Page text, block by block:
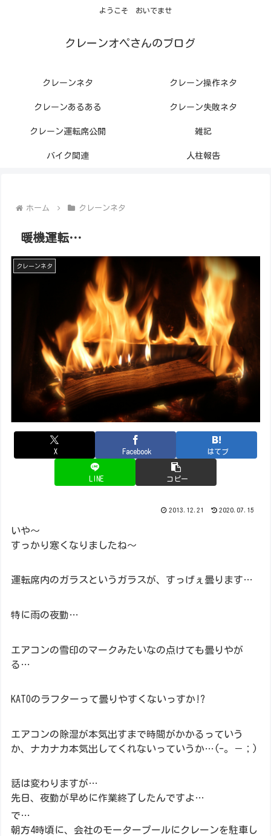
ようこそ おいでませ
クレーンオペさんのブログ
クレーンネタ クレーン操作ネタ
クレーンあるある クレーン失敗ネタ
クレーン運転席公開 雑記
バイク関連 人柱報告
ホーム クレーンネタ
暖機運転…
クレーンネタ
X Facebook はてブ
LINE コピー
2013.12.21 2020.07.15
いや～
すっかり寒くなりましたね～
運転席内のガラスというガラスが、すっげぇ曇ります…
特に雨の夜勤…
エアコンの雪印のマークみたいなの点けても曇りやが
る…
KATOのラフターって曇りやすくないっすか!?
エアコンの除湿が本気出すまで時間がかかるっていう
か、ナカナカ本気出してくれないっていうか…(-。－；)
話は変わりますが…
先日、夜勤が早めに作業終了したんですよ…
で…
朝方4時頃に、会社のモータープールにクレーンを駐車し